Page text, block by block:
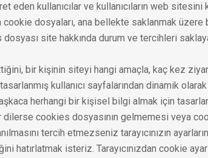
eden kullanıcılar ve kullanıcıların web
dosyaları, ana bellekte saklanmak üzere
site hakkında durum ve tercihleri
bir kişinin siteyi hangi amaçla, kaç kez
kullanıcı sayfalarından dinamik
herhangi bir kişisel bilgi almak için
dilerse cookies dosyasının gelmemesi veya
tercih etmezseniz tarayıcınızın
hatırlatmak isteriz. Tarayıcınızdan cookie